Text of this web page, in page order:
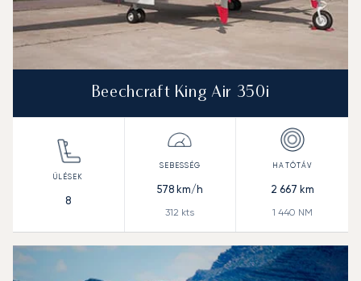
Beechcraft King Air 350i
8
578km/h
312 kts
2 667 km
1 440 NM